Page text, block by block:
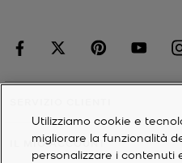
IL MIO ACCOUNT
Utilizziamo cookie e
migliorare la funzionalità
personalizzare i contenuti